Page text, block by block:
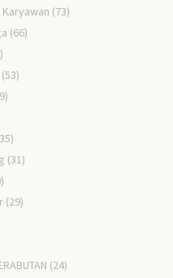
(73)
(66)
(53)
(31)
(29)
(24)